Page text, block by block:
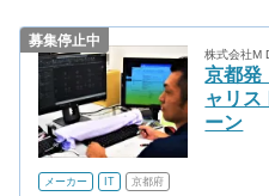
募集停止中
株式会社M
京都発
ャリス
ーン
メーカー IT 京都府